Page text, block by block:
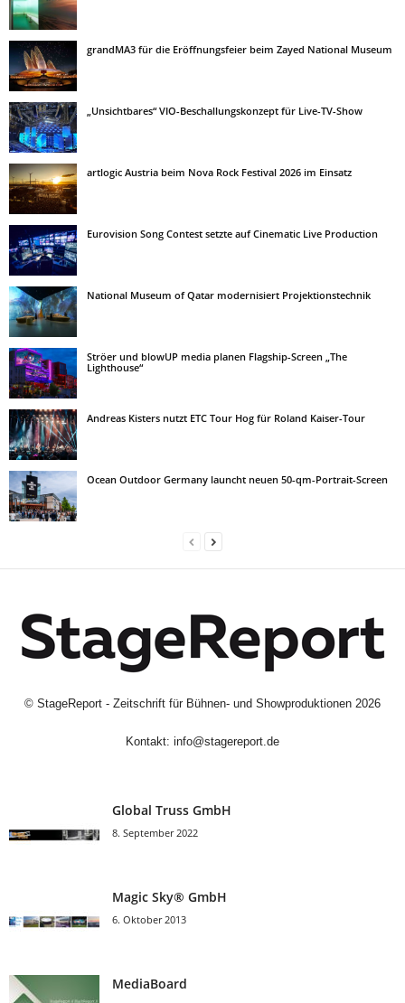
grandMA3 für die Eröffnungsfeier beim Zayed National Museum
„Unsichtbares“ VIO-Beschallungskonzept für Live-TV-Show
artlogic Austria beim Nova Rock Festival 2026 im Einsatz
Eurovision Song Contest setzte auf Cinematic Live Production
National Museum of Qatar modernisiert Projektionstechnik
Ströer und blowUP media planen Flagship-Screen „The
Lighthouse“
Andreas Kisters nutzt ETC Tour Hog für Roland Kaiser-Tour
Ocean Outdoor Germany launcht neuen 50-qm-Portrait-Screen
© StageReport - Zeitschrift für Bühnen- und Showproduktionen 2026
Kontakt: info@stagereport.de
Global Truss GmbH
8. September 2022
Magic Sky® GmbH
6. Oktober 2013
MediaBoard